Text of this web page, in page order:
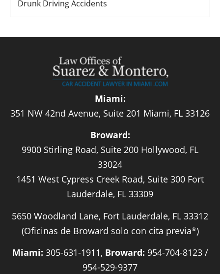
Drunk Driving Accidents
Miami:
351 NW 42nd Avenue, Suite 201 Miami, FL 33126
Broward:
9900 Stirling Road, Suite 200 Hollywood, FL
33024
1451 West Cypress Creek Road, Suite 300 Fort
Lauderdale, FL 33309
5650 Woodland Lane, Fort Lauderdale, FL 33312
(Oficinas de Broward solo con cita previa*)
Miami: 305-631-1911, Broward: 954-704-8123 /
954-529-9377